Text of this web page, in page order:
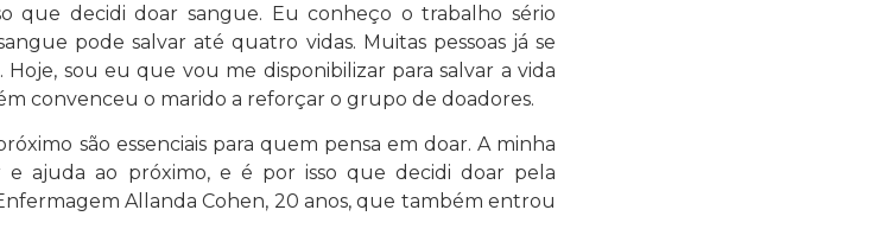
que decidi doar sangue. Eu conheço o trabalho sério
pode salvar até quatro vidas. Muitas pessoas já se
sou eu que vou me disponibilizar para salvar a vida
convenceu o marido a reforçar o grupo de doadores.
são essenciais para quem pensa em doar. A minha
e ajuda ao próximo, e é por isso que decidi doar pela
Allanda Cohen, 20 anos, que também entrou